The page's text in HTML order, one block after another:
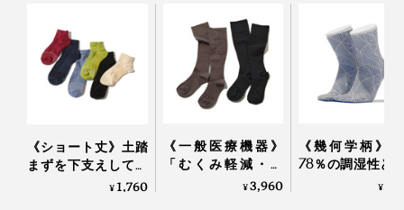
《ショート丈》土踏
まずを下支えして、
足底筋をサポートす
¥1,760
《一般医療機器》
「むくみ軽減・快
適・おしゃれ」三拍
¥3,960
《幾何学柄》
78％の調湿性と
編みのフィッ
¥